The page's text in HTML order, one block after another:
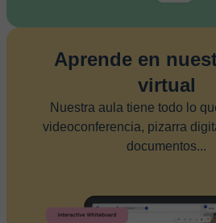
Aprende en
virtual
Nuestra aula tiene todo lo
videoconferencia, pizarra
documentos...